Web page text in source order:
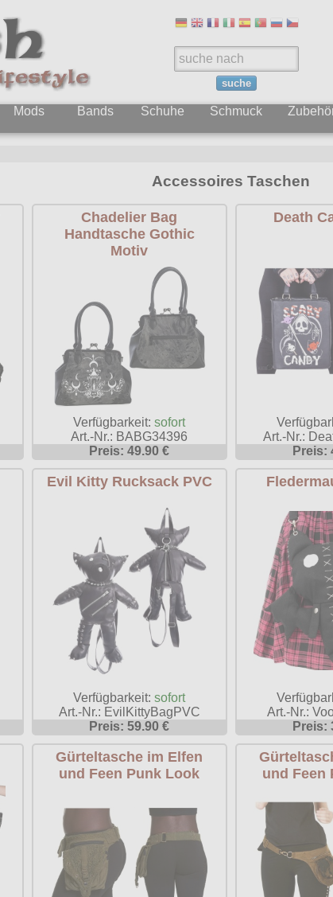
suche
Mods Bands Schuhe Schmuck
Accessoires Taschen
Chadelier Bag
Handtasche Gothic
Motiv
Verfügbarkeit:sofort
Art.-Nr.: BABG34396
Preis: 49.90 €
Death
Art.-Nr.:
Preis:
Evil Kitty Rucksack PVC
Verfügbarkeit:sofort
Art.-Nr.: EvilKittyBagPVC
Preis: 59.90 €
Art.-Nr.:
Preis:
Gürteltasche im Elfen
und Feen Punk Look
und Feen